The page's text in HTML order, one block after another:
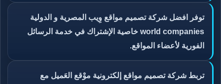
توفر افضل شركة تصميم مواقع وِيب المصرية و الدولية
world companies خاصية الإشتراك في خدمة الرسائل
الفورية لأعضاء المواقع.
تربط شركة تصميم مواقع إلكترونية موْقع العَميل مع